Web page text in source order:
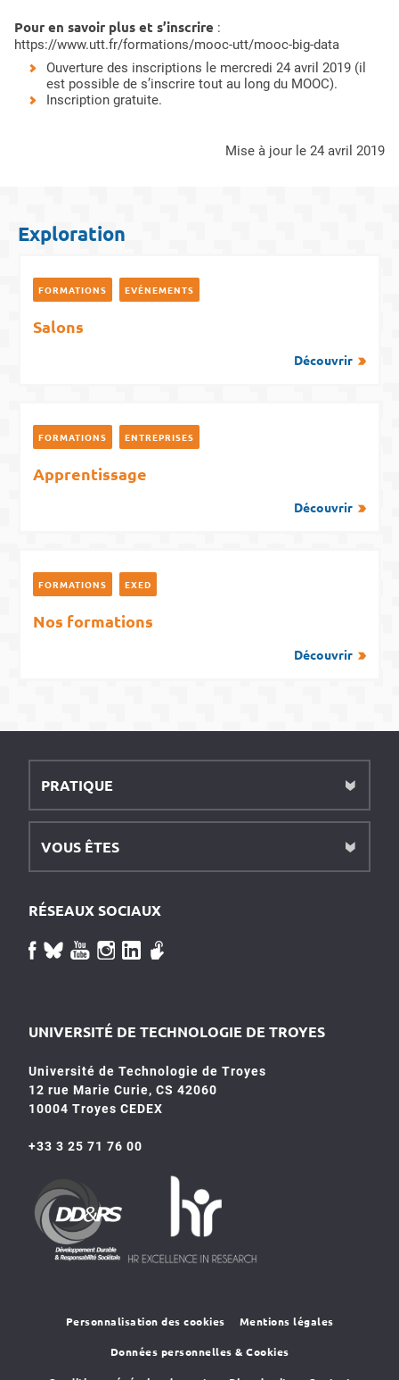
Pour en savoir plus et s’inscrire :
https://www.utt.fr/formations/mooc-utt/mooc-big-data
Ouverture des inscriptions le mercredi 24 avril 2019 (il
est possible de s’inscrire tout au long du MOOC).
Inscription gratuite.
mise à jour le 24 avril 2019
Exploration
FORMATIONS EVÉNEMENTS
Salons
Découvrir
FORMATIONS ENTREPRISES
Apprentissage
Découvrir
FORMATIONS EXED
Nos formations
Découvrir
PRATIQUE
VOUS ÊTES
RÉSEAUX SOCIAUX
UNIVERSITÉ DE TECHNOLOGIE DE TROYES
Université de Technologie de Troyes
12 rue Marie Curie, CS 42060
10004 Troyes CEDEX
+33 3 25 71 76 00
Personnalisation des cookies Mentions légales
Données personnelles & Cookies